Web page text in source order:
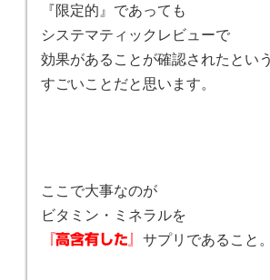
『限定的』であっても
システマティックレビューで
効果があることが確認されたとい
すごいことだと思います。
ここで大事なのが
ビタミン・ミネラルを
『高含有した』 サプリであること。